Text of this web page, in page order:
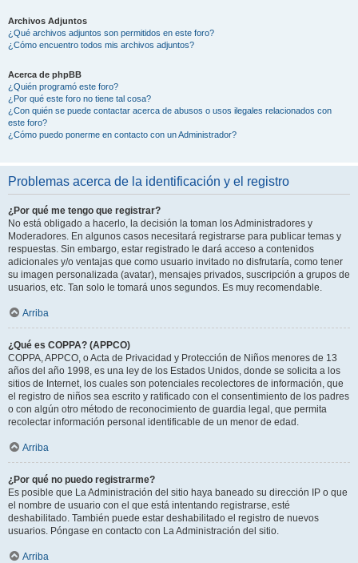
Archivos Adjuntos
¿Qué archivos adjuntos son permitidos en este foro?
¿Cómo encuentro todos mis archivos adjuntos?
Acerca de phpBB
¿Quién programó este foro?
¿Por qué este foro no tiene tal cosa?
¿Con quién se puede contactar acerca de abusos o usos ilegales relacionados con
este foro?
¿Cómo puedo ponerme en contacto con un Administrador?
Problemas acerca de la identificación y el registro
¿Por qué me tengo que registrar?
No está obligado a hacerlo, la decisión la toman los Administradores y
Moderadores. En algunos casos necesitará registrarse para publicar temas y
respuestas. Sin embargo, estar registrado le dará acceso a contenidos
adicionales y/o ventajas que como usuario invitado no disfrutaría, como tener
su imagen personalizada (avatar), mensajes privados, suscripción a grupos de
usuarios, etc. Tan solo le tomará unos segundos. Es muy recomendable.
Arriba
¿Qué es COPPA? (APPCO)
COPPA, APPCO, o Acta de Privacidad y Protección de Niños menores de 13
años del año 1998, es una ley de los Estados Unidos, donde se solicita a los
sitios de Internet, los cuales son potenciales recolectores de información, que
el registro de niños sea escrito y ratificado con el consentimiento de los padres
o con algún otro método de reconocimiento de guardia legal, que permita
recolectar información personal identificable de un menor de edad.
Arriba
¿Por qué no puedo registrarme?
Es posible que La Administración del sitio haya baneado su dirección IP o que
el nombre de usuario con el que está intentando registrarse, esté
deshabilitado. También puede estar deshabilitado el registro de nuevos
usuarios. Póngase en contacto con La Administración del sitio.
Arriba